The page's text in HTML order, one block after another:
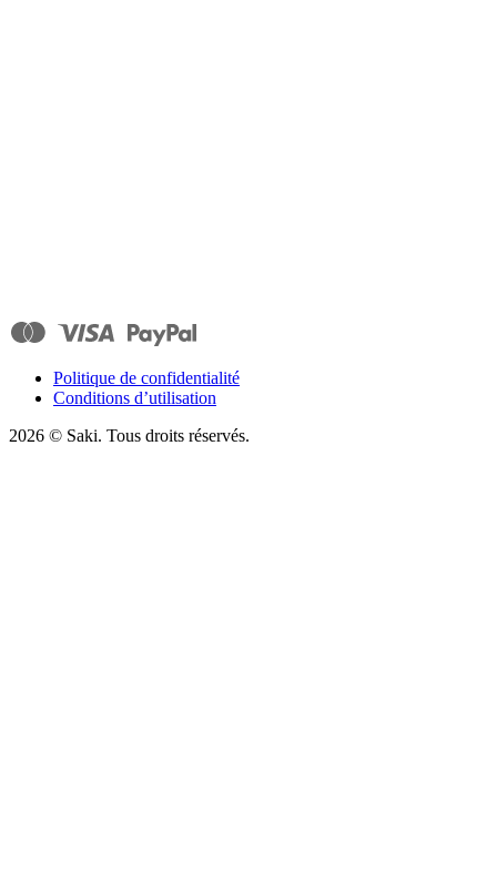
Politique de confidentialité
Conditions d’utilisation
2026 © Saki. Tous droits réservés.